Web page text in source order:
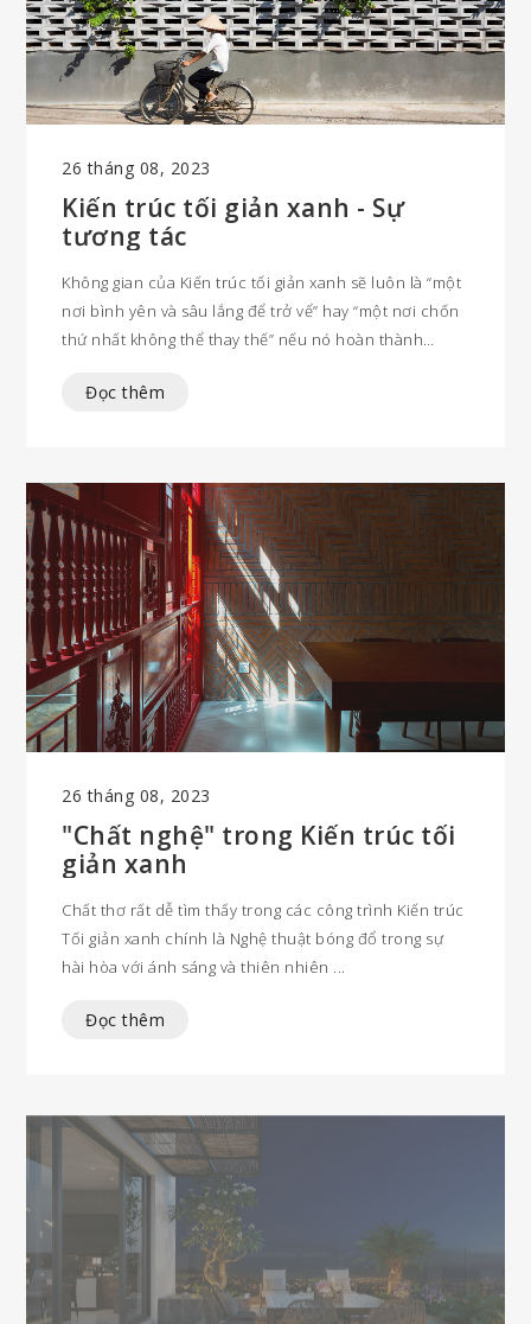
26 tháng 08, 2023
Kiến trúc tối giản xanh - Sự
tương tác
Không gian của Kiến trúc tối giản xanh sẽ luôn là “một
nơi bình yên và sâu lắng để trở vể” hay “một nơi chốn
thứ nhất không thể thay thế” nếu nó hoàn thành
người chủ hiện diện trong đó.
Đọc thêm
26 tháng 08, 2023
"Chất nghệ" trong Kiến trúc tối
giản xanh
Chất thơ rất dễ tìm thấy trong các công trình Kiến trúc
Tối giản xanh chính là Nghệ thuật bóng đổ trong sự
hài hòa với ánh sáng và thiên nhiên
Đọc thêm